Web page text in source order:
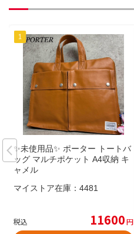
✨未使用品✨ ポーター トートバ
ッグ マルチポケット A4収納 キ
ャメル
マイストア在庫： 4481
税込 11600円